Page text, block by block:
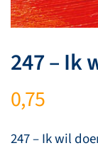
247 – Ik
0,75
247 – Ik wil